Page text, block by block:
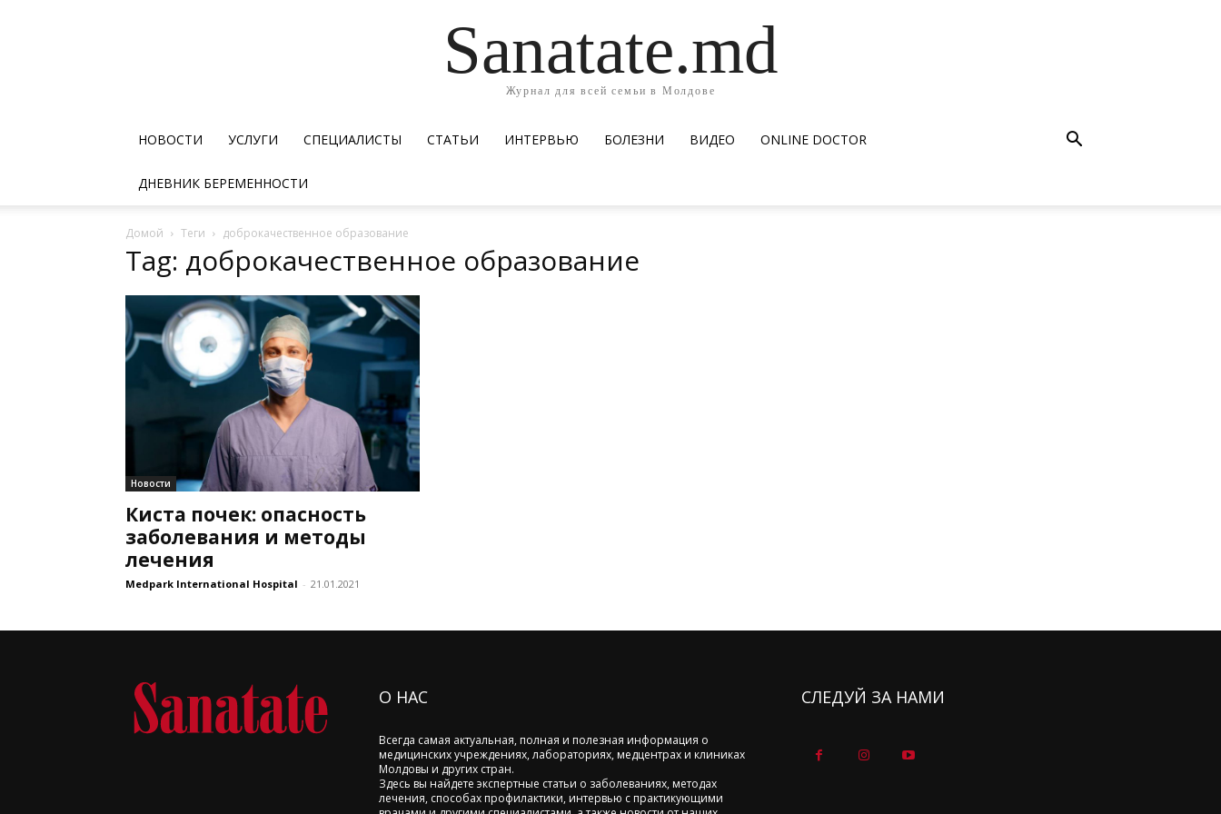
Sanatate.md
Журнал для всей семьи в Молдове
НОВОСТИ УСЛУГИ СПЕЦИАЛИСТЫ СТАТЬИ ИНТЕРВЬЮ БОЛЕЗНИ ВИДЕО ОNLINE DOCTOR
ДНЕВНИК БЕРЕМЕННОСТИ
Домой Теги доброкачественное образование
Tag: доброкачественное образование
Новости
Киста почек: опасность
заболевания и методы
лечения
Medpark International Hospital - 21.01.2021
О НАС
Всегда самая актуальная, полная и полезная информация о
медицинских учреждениях, лабораториях, медцентрах и клиниках
Молдовы и других стран.
Здесь вы найдете экспертные статьи о заболеваниях, методах
лечения, способах профилактики, интервью с практикующими
СЛЕДУЙ ЗА НАМИ